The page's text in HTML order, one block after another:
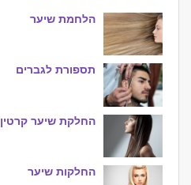
הלחמת שיער
תספורת לגברים
החלקת שיער קרטין
החלקות שיער